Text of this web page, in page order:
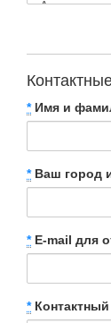
*Имя и
*Ваш город
*E-mail для
*Контактный